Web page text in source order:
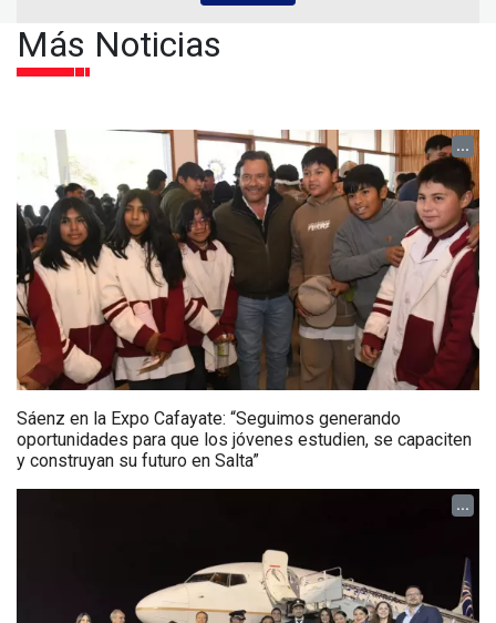
Más Noticias
...
Sáenz en la Expo Cafayate: “Seguimos generando
oportunidades para que los jóvenes estudien, se capaciten
y construyan su futuro en Salta”
...